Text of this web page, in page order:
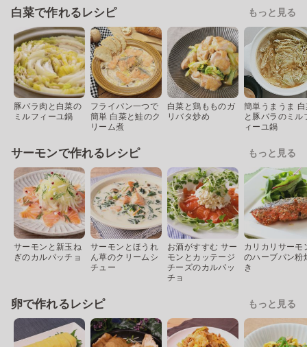
白菜で作れるレシピ もっと見る
豚バラ肉と白菜の
ミルフィーユ鍋
フライパン一つで
簡単 白菜と鮭のク
リーム煮
白菜と鶏もものガ
リバタ炒め
簡単うまうま
と豚バラのミル
ィーユ鍋
サーモンで作れるレシピ もっと見る
サーモンと新玉ね
ぎのカルパッチョ
サーモンとほうれ
ん草のクリームシ
チュー
お酒がすすむ サー
モンとカッテージ
チーズのカルパッ
チョ
カリカリサーモ
のハーブパン粉
き
卵で作れるレシピ もっと見る